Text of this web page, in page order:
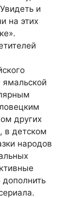
и
на этих
других
в детском
народов